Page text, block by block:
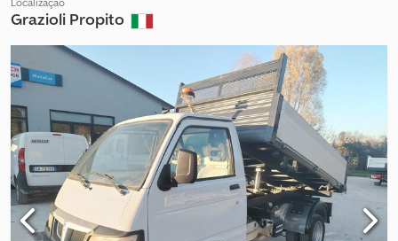
Grazioli Propito